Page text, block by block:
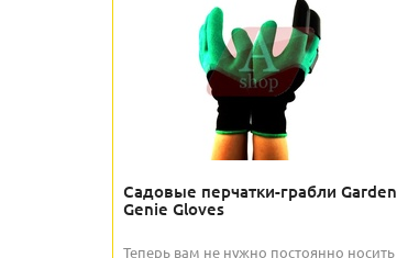
Садовые перчатки-грабли Garden
Genie Gloves
Теперь вам не нужно постоянно носить